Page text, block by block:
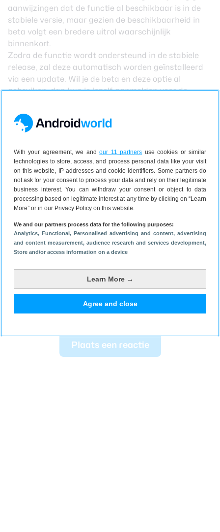
With your agreement, we andour 11 partners use cookies or similar
technologies to store, access, and process personal data like your visit
on this website, IP addresses and cookie identifiers. Some partners do
not ask for your consent to process your data and rely on their legitimate
business interest. You can withdraw your consent or object to data
processing based on legitimate interest at any time by clicking on “Learn
More” or in our Privacy Policy on this website.
We and our partners process data for the following purposes:
Analytics, Functional , Personalised advertising and content, advertising
and content measurement, audience research and services development,
Store and/or access information on a device
Learn More →
Agree and close
aanwijzingen dat de functie al beschikbaar is in de
stabiele versie, maar gezien de beschikbaarheid in
beta volgt een bredere uitrol waarschijnlijk
binnenkort.
Zodra de functie wordt ondersteund in de stabiele
release, zal deze automatisch worden geïnstalleerd
via een update. Wil je de beta en deze optie al
gebruiken, dan kun je jezelf aanmelden voor de
Lees verder na de advertentie.
Welke app gebruik jij in Android Auto om muziek te
luisteren? Laat het weten in de reacties!
Plaats een reactie